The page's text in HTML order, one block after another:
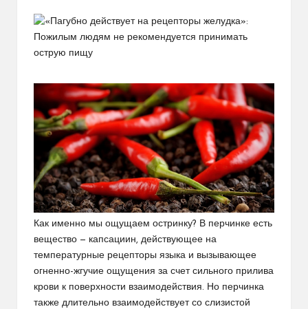
Как именно мы ощущаем остринку? В перчинке есть
вещество — капсациин, действующее на
температурные рецепторы языка и вызывающее
огненно-жгучие ощущения за счет сильного прилива
крови к поверхности взаимодействия. Но перчинка
также длительно взаимодействует со слизистой